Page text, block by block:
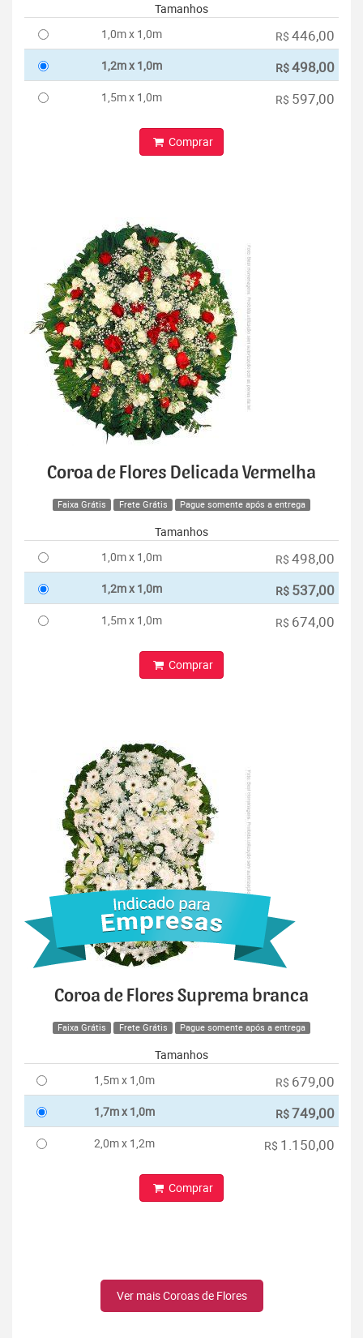
Tamanhos
1,0m x 1,0m
R$ 446,00
1,2m x 1,0m R$498,00
1,5m x 1,0m R$ 597,00
Comprar
Coroa de Flores Delicada Vermelha
Faixa Grátis Frete Grátis Pague somente após a entrega
Tamanhos
1,0m x 1,0m
R$ 498,00
1,2m x 1,0m R$ 537,00
1,5m x 1,0m R$ 674,00
Comprar
Coroa de Flores Suprema branca
Faixa Grátis Frete Grátis Pague somente após a entrega
Tamanhos
1,5m x 1,0m
R$ 679,00
1,7m x 1,0m R$749,00
2,0m x 1,2m R$ 1.150,00
Comprar
Ver mais Coroas de Flores